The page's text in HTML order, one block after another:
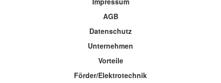
AGB
Datenschutz
Unternehmen
Vorteile
Förder/Elektrotechnik